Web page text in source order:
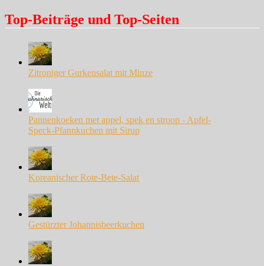
Top-Beiträge und Top-Seiten
Zitroniger Gurkensalat mit Minze
Pannenkoeken met appel, spek en stroop - Apfel-
Speck-Pfannkuchen mit Sirup
Koreanischer Rote-Bete-Salat
Gestürzter Johannisbeerkuchen